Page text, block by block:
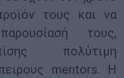
τους και να
τους,
πολύτιμη
mentors. Η